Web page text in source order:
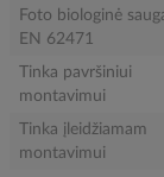
Foto biologinė
EN 62471
Tinka pavršiniui
montavimui
Tinka įleidžiamam
montavimui